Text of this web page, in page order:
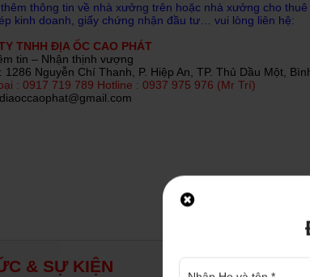
thông tin về nhà xưởng trên hoặc nhà xưởng cho
kinh doanh, giấy chứng nhận đầu tư… vui lòng liên hệ:
TNHH ĐỊA ỐC CAO PHÁT
tin – Nhận thịnh vượng
1286 Nguyễn Chí Thanh, P. Hiệp An, TP. Thủ Dầu Một,
: 0917 719 789 Hotline : 0937 975 976 (Mr Trí)
& SỰ KIỆN
15/03/2020
Cho thuê nhà xưởng giá rẻ trong khu
Dương. Bạn đang là một doanh nghiệp
phát triển về...
Lịch sử phát triển thị xã Tân Uyên
Lịch sử phát triển thị xã Tân Uyên
136/NQ-CP[1], tách...